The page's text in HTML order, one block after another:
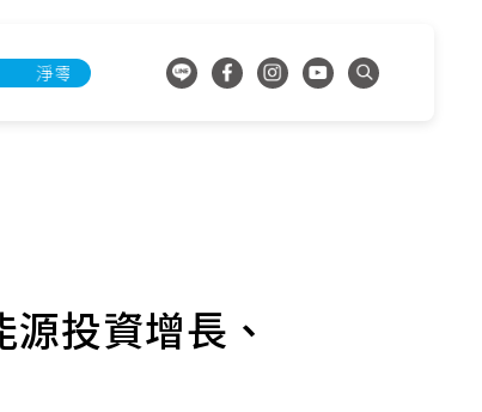
零承諾行動 淨零承諾行動
投資增長、